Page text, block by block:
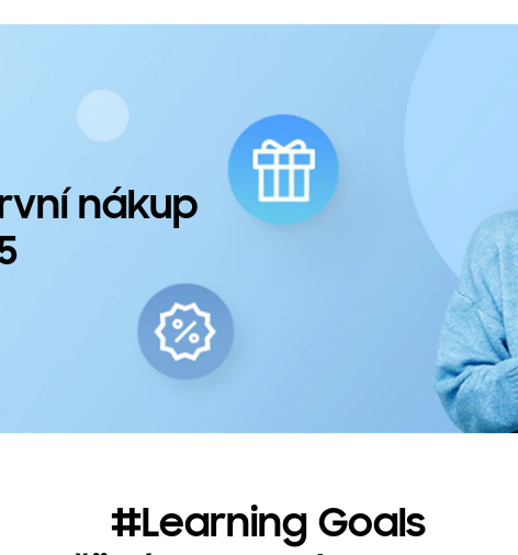
nákup
#Learning Goals